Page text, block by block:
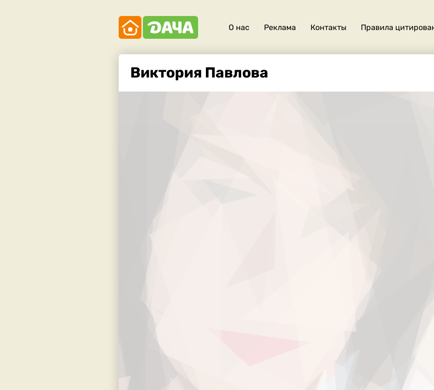
нас
О нас Реклама Контакты Правила
Виктория Павлова